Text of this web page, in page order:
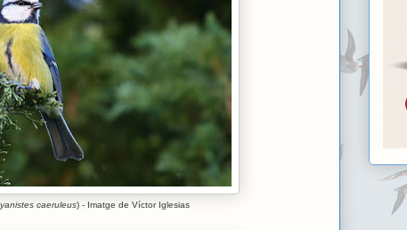
caeruleus) - Imatge de Víctor Iglesias